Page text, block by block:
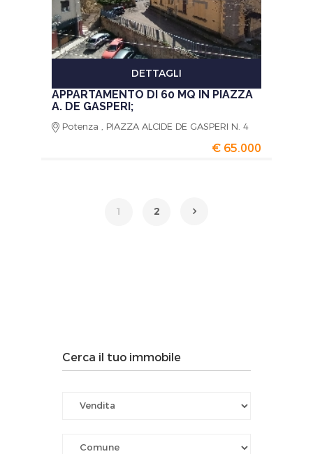
DETTAGLI
APPARTAMENTO DI 60 MQ IN PIAZZA
A. DE GASPERI;
Potenza , PIAZZA ALCIDE DE GASPERI N. 4
€ 65.000
1 2
Cerca il tuo immobile